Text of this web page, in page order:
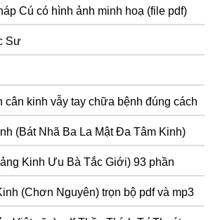
Cú có hình ảnh minh hoạ (file pdf)
Sư
cân kinh vẫy tay chữa bệnh đúng cách
(Bát Nhã Ba La Mật Đa Tâm Kinh)
Kinh Ưu Bà Tắc Giới) 93 phần
(Chơn Nguyên) trọn bộ pdf và mp3